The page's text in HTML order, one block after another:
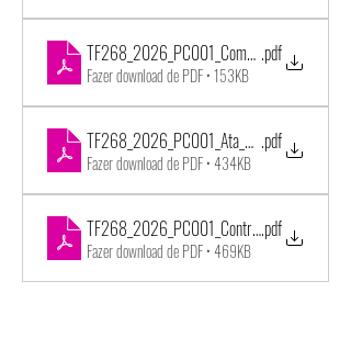
.pdf
Fazer download de PDF • 153KB
.pdf
Fazer download de PDF • 434KB
.pdf
Fazer download de PDF • 469KB